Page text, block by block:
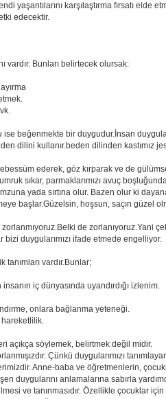
yaşantılarını karşılaştırma fırsatı elde
edecektir.
vardır. Bunları belirtecek olursak:
beğenmekte bir duygudur.İnsan
dilini kullanır.beden dilinden kastımız
ederek, göz kırparak ve de
sıkar, parmaklarımızı avuç
yada sırtına olur. Bazen olur ki
başlar.Güzelsin, hoşsun, saçın güzel
de zorlanıyoruz.Yani
bizi duygularımızı ifade etmede engelliyor.
vardır.Bunlar;
iç dünyasında uyandırdığı izlenim.
onlara bağlanma yeteneği.
açıkça söylemek, belirtmek değil midir.
Çünkü duygularımızı
Anne-baba ve öğretmenlerin,
duygularını anlamalarına sabırla
ve tanınmasıdır. Özellikle çocuklar